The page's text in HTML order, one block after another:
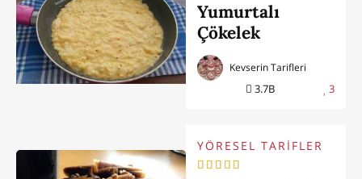
Yumurtalı
Çökelek
Sündürmesi
Tarifi (Amasya
Yöresi) 3.7B 3
Kevserin Tarifleri
YÖRESEL TARİFLER